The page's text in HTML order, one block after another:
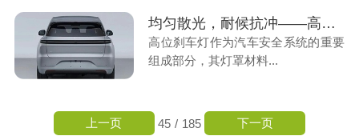
均匀散光，耐候抗冲——高位刹车灯罩光扩散PC解决方案
高位刹车灯作为汽车安全系统的重要
组成部分，其灯罩材料...
45 / 185
上一页 下一页